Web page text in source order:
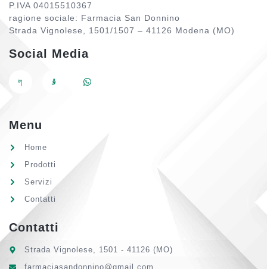
P.IVA 04015510367
ragione sociale: Farmacia San Donnino
Strada Vignolese, 1501/1507 – 41126 Modena (MO)
Social Media
Menu
Home
Prodotti
Servizi
Contatti
Contatti
Strada Vignolese, 1501 - 41126 (MO)
farmaciasandonnino@gmail.com